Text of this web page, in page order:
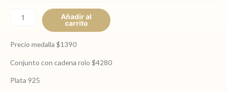
/
Plata
cantidad
Añadir al
carrito
Precio medalla $1390
Conjunto con cadena rolo $4280
Plata 925